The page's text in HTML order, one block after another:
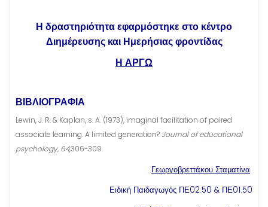
Η δραστηριότητα εφαρμόστηκε στο κέντρο
Διημέρευσης και Ημερήσιας φροντίδας
Η ΑΡΓΩ
ΒΙΒΛΙΟΓΡΑΦΙΑ
Lewin, J. R. & Kaplan, s. A. (1973), imaginal facilitation of paired
associate learning. A limited generation? Journal of educational
psychology, 64,306-309.
Γεωργοβρεττάκου Σταματίνα
Ειδική Παιδαγωγός ΠΕ02.50 & ΠΕ01.50